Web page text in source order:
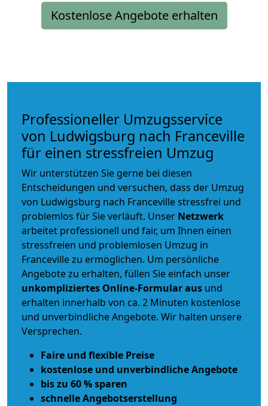
Kostenlose Angebote erhalten
Professioneller Umzugsservice
von Ludwigsburg nach Franceville
für einen stressfreien Umzug
Wir unterstützen Sie gerne bei diesen
Entscheidungen und versuchen, dass der Umzug
von Ludwigsburg nach Franceville stressfrei und
problemlos für Sie verläuft. Unser Netzwerk
arbeitet professionell und fair, um Ihnen einen
stressfreien und problemlosen Umzug in
Franceville zu ermöglichen. Um persönliche
Angebote zu erhalten, füllen Sie einfach unser
unkompliziertes Online-Formular aus und
erhalten innerhalb von ca. 2 Minuten kostenlose
und unverbindliche Angebote. Wir halten unsere
Versprechen.
Faire und flexible Preise
kostenlose und unverbindliche Angebote
bis zu 60 % sparen
schnelle Angebotserstellung